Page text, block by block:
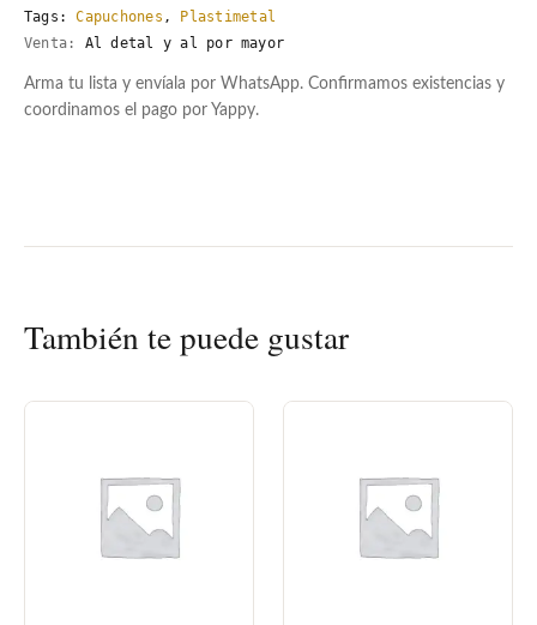
Tags:Capuchones , Plastimetal
Venta:
Al detal y al por mayor
Arma tu lista y envíala por WhatsApp. Confirmamos existencias y
coordinamos el pago por Yappy.
También te puede gustar